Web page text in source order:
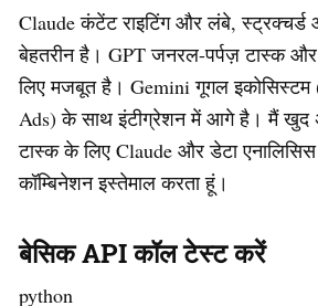
Claude कंटेंट राइटिंग और लंबे, स्ट्रक्चर्ड
बेहतरीन है। GPT जनरल-पर्पज़ टास्क
लिए मजबूत है। Gemini गूगल इकोसिस्टम
Ads) के साथ इंटीग्रेशन में आगे है। मैं खुद
टास्क के लिए Claude और डेटा
कॉम्बिनेशन इस्तेमाल करता हूं।
बेसिक API कॉल टेस्ट करें
python